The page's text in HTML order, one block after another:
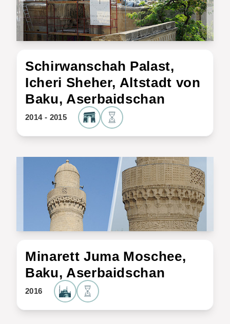
Schirwanschah Palast,
Icheri Sheher, Altstadt von
Baku, Aserbaidschan
2014 - 2015
Minarett Juma Moschee,
Baku, Aserbaidschan
2016